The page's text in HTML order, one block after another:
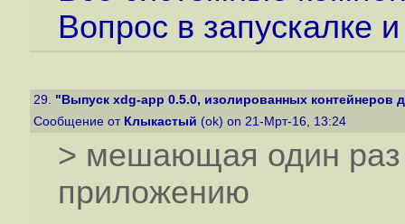
Вопрос в запускалке
29. "Выпуск xdg-app 0.5.0, изолированных контейнеров
Сообщение от Клыкастый (ok) on 21-Мрт-16, 13:24
> мешающая один раз
приложению